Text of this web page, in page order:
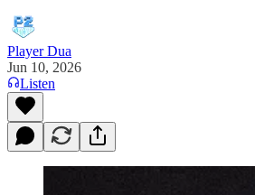
Player Dua
Jun 10, 2026
Listen